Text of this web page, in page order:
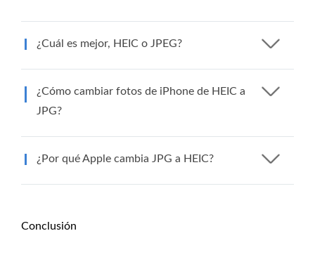
¿Cuál es mejor, HEIC o JPEG?
¿Cómo cambiar fotos de iPhone de HEIC a
JPG?
¿Por qué Apple cambia JPG a HEIC?
Conclusión